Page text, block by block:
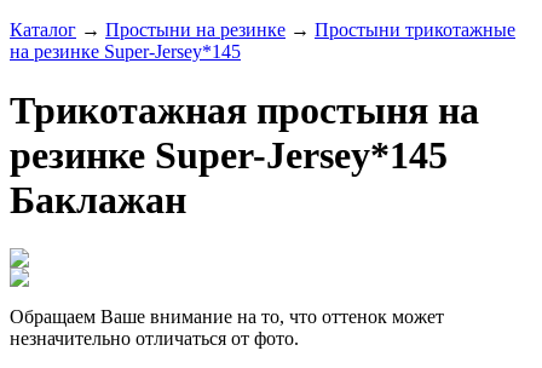
Каталог → Простыни на резинке → Простыни трикотажные
на резинке Super-Jersey*145
Трикотажная простыня на
резинке Super-Jersey*145
Баклажан
Обращаем Ваше внимание на то, что оттенок может
незначительно отличаться от фото.